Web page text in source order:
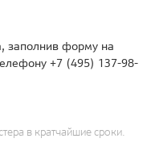
заполнив форму на
+7 (495) 137-98-
в кратчайшие сроки.